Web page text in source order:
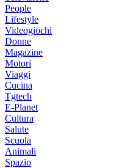
People
Lifestyle
Videogiochi
Donne
Magazine
Motori
Viaggi
Cucina
Tgtech
E-Planet
Cultura
Salute
Scuola
Animali
Spazio